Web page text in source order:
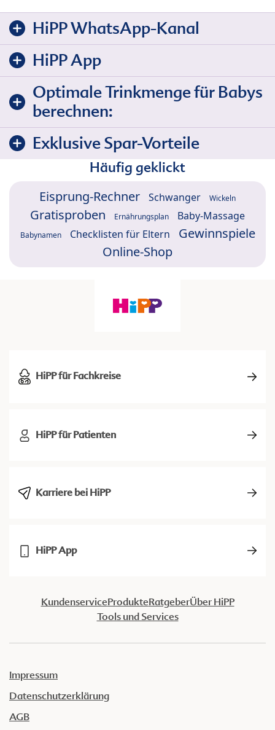
HiPP WhatsApp-Kanal
HiPP App
Optimale Trinkmenge für Babys
berechnen:
Exklusive Spar-Vorteile
Häufig geklickt
Eisprung-Rechner Schwanger Wickeln
Gratisproben Ernährungsplan Baby-Massage
Babynamen Checklisten für Eltern
Gewinnspiele
Online-Shop
HiPP für Fachkreise
HiPP für Patienten
Karriere bei HiPP
HiPP App
KundenserviceProdukteRatgeberÜber HiPP
Tools und Services
Impressum
Datenschutzerklärung
AGB